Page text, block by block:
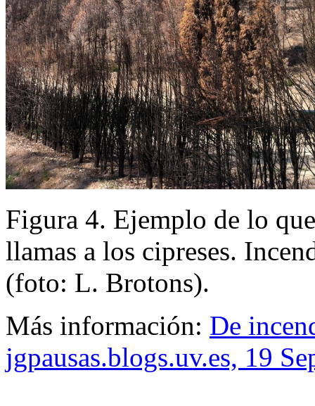
Figura 4. Ejemplo de lo
llamas a los cipreses.
(foto: L. Brotons).
Más información: De
jgpausas.blogs.uv.es, 19